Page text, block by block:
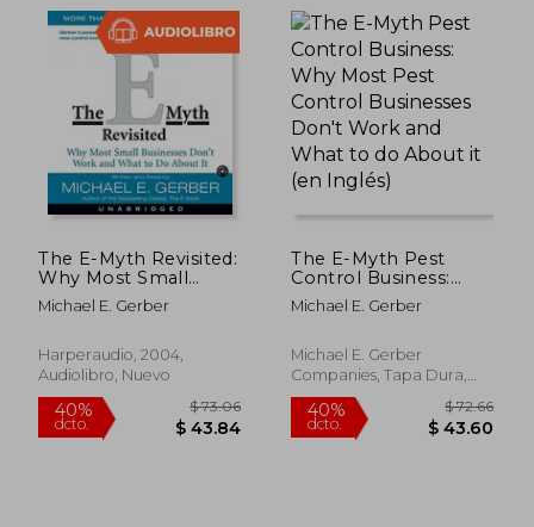
40%
dcto.
45%
dcto.
The E-Myth Revisited:
Why Most Small
Businesses Don'T
Work and (Audiolibro)
Michael E. Gerber
Harperaudio, 2004,
Audiolibro, Nuevo
The E-Myth Pest
Control Business:
Why Most Pest
Control Businesses
to do About it (en
Inglés)
Michael E. Gerber
Michael E. Gerber
Companies, Tapa Dura,
Nuevo